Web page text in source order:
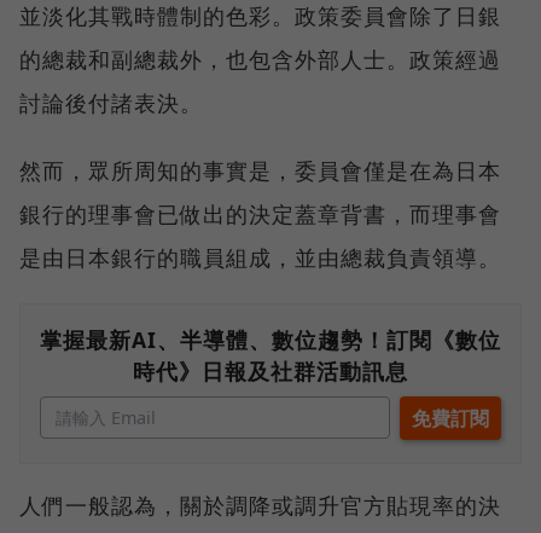
並淡化其戰時體制的色彩。政策委員會除了日銀
的總裁和副總裁外，也包含外部人士。政策經過
討論後付諸表決。
然而，眾所周知的事實是，委員會僅是在為日本
銀行的理事會已做出的決定蓋章背書，而理事會
是由日本銀行的職員組成，並由總裁負責領導。
掌握最新AI、半導體、數位趨勢！訂閱《數位
時代》日報及社群活動訊息
人們一般認為，關於調降或調升官方貼現率的決